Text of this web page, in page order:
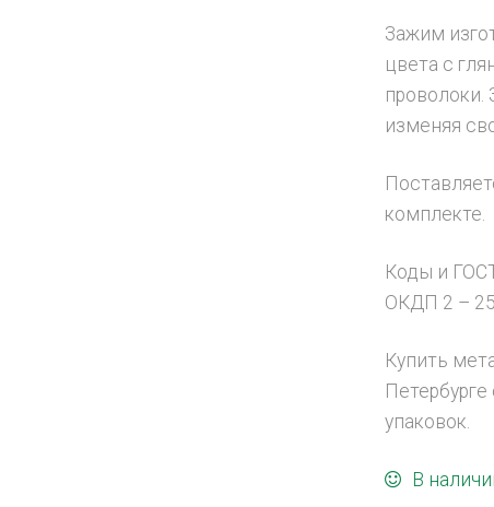
Зажим
цвета с
изменяя
комплекте.
Коды и
ОКДП 2 –
Купить
упаковок.
В